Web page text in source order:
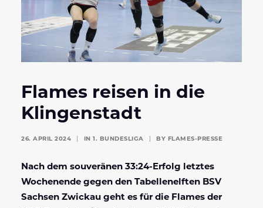
Flames reisen in die
Klingenstadt
26. APRIL 2024 IN 1. BUNDESLIGA BY FLAMES-PRESSE
Nach dem souveränen 33:24-Erfolg letztes
Wochenende gegen den Tabellenelften BSV
Sachsen Zwickau geht es für die Flames der